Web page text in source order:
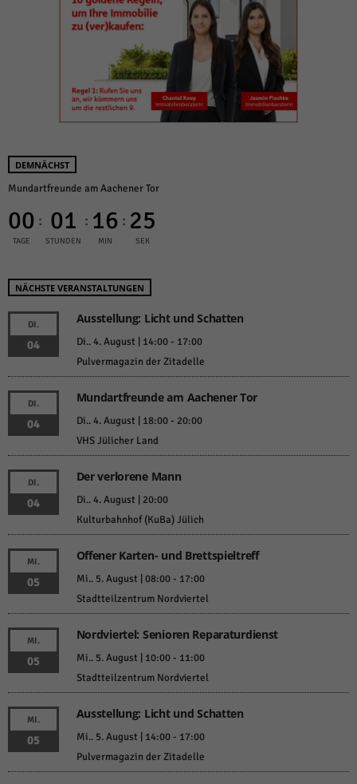
DEMNÄCHST
Mundartfreunde am Aachener Tor
00
TAGE
: 01
STUNDEN
: 16
MIN
: 24
SEK
NÄCHSTE VERANSTALTUNGEN
DI.
04
Ausstellung: Licht und Schatten
Di.. 4. August | 14:00- 17:00
Pulvermagazin der Zitadelle
DI.
04
Mundartfreunde am Aachener Tor
Di.. 4. August | 18:00- 20:00
VHS Jülicher Land
DI.
04
Der verlorene Mann
Di.. 4. August | 20:00
Kulturbahnhof (KuBa) Jülich
MI.
05
Offener Karten- und Brettspieltreff
Mi.. 5. August | 08:00- 17:00
Stadtteilzentrum Nordviertel
MI.
05
Nordviertel: Senioren Reparaturdienst
Mi.. 5. August | 10:00- 11:00
Stadtteilzentrum Nordviertel
MI.
05
Ausstellung: Licht und Schatten
Mi.. 5. August | 14:00- 17:00
Pulvermagazin der Zitadelle